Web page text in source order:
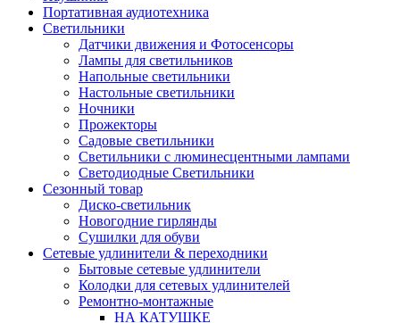
Портативная аудиотехника
Светильники
Датчики движения и Фотосенсоры
Лампы для светильников
Напольные светильники
Настольные светильники
Ночники
Прожекторы
Садовые светильники
Светильники с люминесцентными лампами
Светодиодные Светильники
Сезонный товар
Диско-светильник
Новогодние гирлянды
Сушилки для обуви
Сетевые удлинители & переходники
Бытовые сетевые удлинители
Колодки для сетевых удлинителей
Ремонтно-монтажные
НА КАТУШКЕ